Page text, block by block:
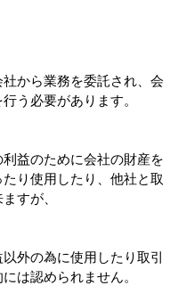
から業務を委託され、会
う必要があります。
益のために会社の財産を
り使用したり、他社と取
すが、
外の為に使用したり取引
は認められません。